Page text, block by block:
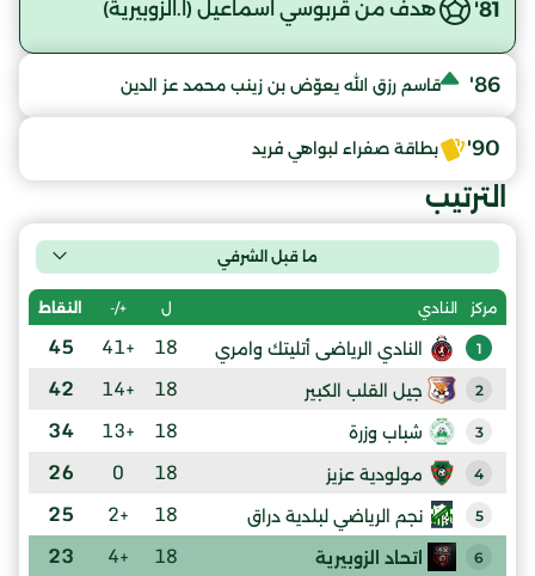
81' هدف من قربوسي اسماعيل (ا.الزوبيرية)
86' قاسم رزق الله يعوّض بن زينب محمد عز الدين
90' بطاقة صفراء لبواهي فريد
الترتيب
ما قبل الشرفي
مركز النادي ل +/- النقاط
1 النادي الرياضى أتليتك وامري 18
+41
45
2 جيل القلب الكبير 18
+14
42
3 شباب وزرة 18
+13
34
4 مولودية عزيز 18
0
26
5 نجم الرياضي لبلدية دراق 18
+2
25
6 اتحاد الزوبيرية 18
+4
23